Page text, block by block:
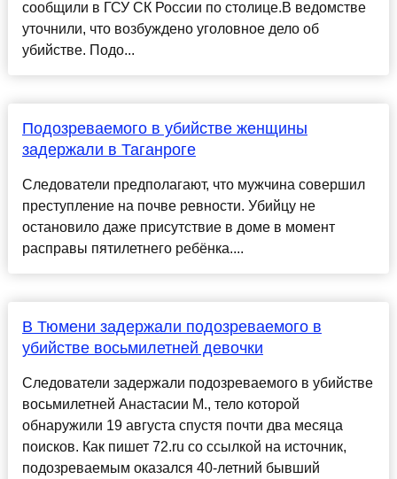
сообщили в ГСУ СК России по столице.В ведомстве
уточнили, что возбуждено уголовное дело об
убийстве. Подо...
Подозреваемого в убийстве женщины
задержали в Таганроге
Следователи предполагают, что мужчина совершил
преступление на почве ревности. Убийцу не
остановило даже присутствие в доме в момент
расправы пятилетнего ребёнка....
В Тюмени задержали подозреваемого в
убийстве восьмилетней девочки
Следователи задержали подозреваемого в убийстве
восьмилетней Анастасии М., тело которой
обнаружили 19 августа спустя почти два месяца
поисков. Как пишет 72.ru со ссылкой на источник,
подозреваемым оказался 40-летний бывший